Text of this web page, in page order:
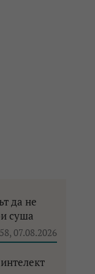
да не
суша
07.08.2026